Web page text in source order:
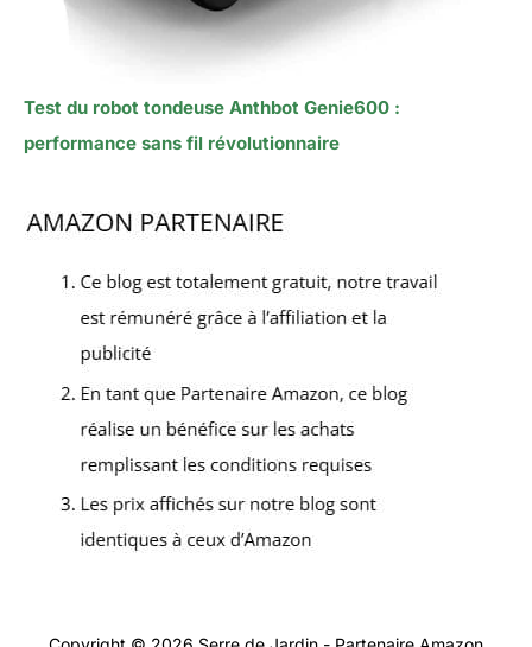
Test du robot tondeuse Anthbot Genie600 :
performance sans fil révolutionnaire